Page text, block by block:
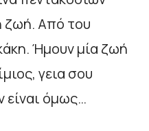
ζωή. Από του
Ήµουν µία ζωή
γεια σου
είναι όµως…